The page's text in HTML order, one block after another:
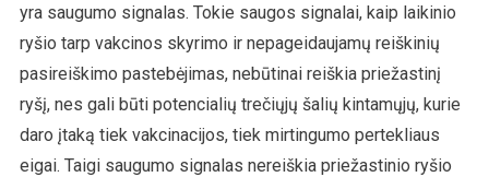
yra saugumo signalas. Tokie saugos signalai, kaip laikinio
ryšio tarp vakcinos skyrimo ir nepageidaujamų reiškinių
pasireiškimo pastebėjimas, nebūtinai reiškia priežastinį
ryšį, nes gali būti potencialių trečiųjų šalių kintamųjų, kurie
daro įtaką tiek vakcinacijos, tiek mirtingumo pertekliaus
eigai. Taigi saugumo signalas nereiškia priežastinio ryšio